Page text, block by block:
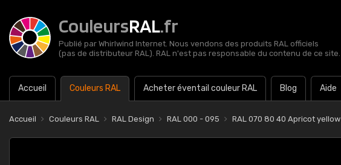
CouleursRAL.fr
Publié par Whirlwind Internet. Nous vendons des produits RAL officiels
(pas de distributeur RAL). RAL n'est pas responsable du contenu de ce site.
Accueil Couleurs RAL Acheter éventail couleur RAL Blog Aide
Accueil Couleurs RAL RAL Design RAL 000 - 095 RAL 070 80 40 Apricot yellow